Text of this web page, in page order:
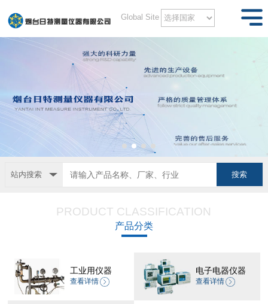
Global Site
站内搜索
PRODUCT CLASSIFICATION
产品分类
工业用仪器
查看详情
电子电器仪器
查看详情